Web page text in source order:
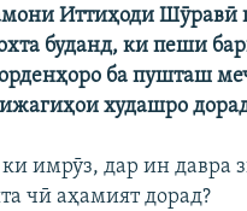
Иттиҳоди Шӯравӣ
буданд, ки пеши
ба пушташ
худашро
имрӯз, дар ин давра
чӣ аҳамият дорад?